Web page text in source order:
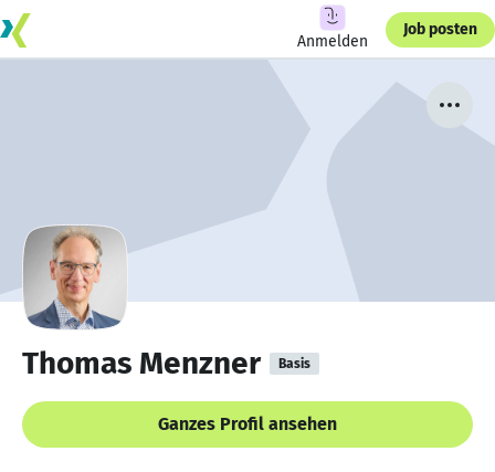
Anmelden
Job posten
Thomas Menzner Basis
Ganzes Profil ansehen